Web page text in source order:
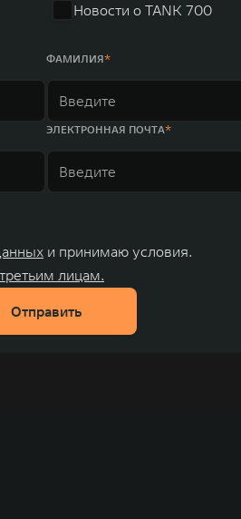
Новости о TANK 700
ФАМИЛИЯ
ЭЛЕКТРОННАЯ ПОЧТА
и принимаю условия.
лицам.
Отправить